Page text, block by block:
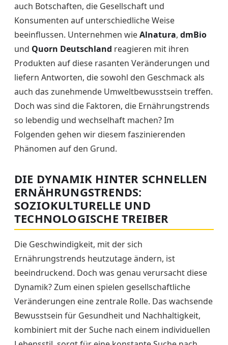
auch Botschaften, die Gesellschaft und
Konsumenten auf unterschiedliche Weise
beeinflussen. Unternehmen wieAlnatura, dmBio
und Quorn Deutschland reagieren mit ihren
Produkten auf diese rasanten Veränderungen und
liefern Antworten, die sowohl den Geschmack als
auch das zunehmende Umweltbewusstsein treffen.
Doch was sind die Faktoren, die Ernährungstrends
so lebendig und wechselhaft machen? Im
Folgenden gehen wir diesem faszinierenden
Phänomen auf den Grund.
DIE DYNAMIK HINTER SCHNELLEN
ERNÄHRUNGSTRENDS:
SOZIOKULTURELLE UND
TECHNOLOGISCHE TREIBER
Die Geschwindigkeit, mit der sich
Ernährungstrends heutzutage ändern, ist
beeindruckend. Doch was genau verursacht diese
Dynamik? Zum einen spielen gesellschaftliche
Veränderungen eine zentrale Rolle. Das wachsende
Bewusstsein für Gesundheit und Nachhaltigkeit,
kombiniert mit der Suche nach einem individuellen